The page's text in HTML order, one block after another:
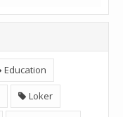
Education
Loker